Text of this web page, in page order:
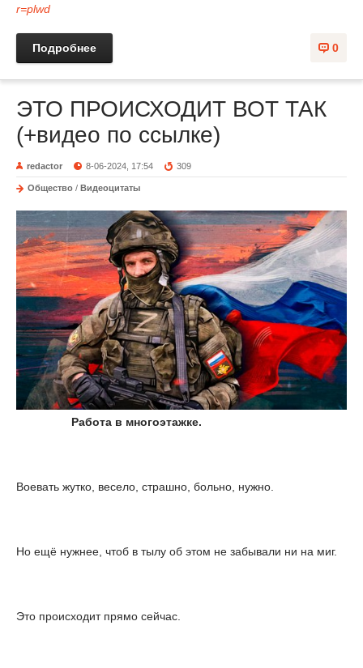
r=plwd
0
Подробнее
ЭТО ПРОИСХОДИТ ВОТ ТАК
(+видео по ссылке)
redactor 8-06-2024, 17:54 309
Общество / Видеоцитаты
Работа в многоэтажке.
Воевать жутко, весело, страшно, больно, нужно.
Но ещё нужнее, чтоб в тылу об этом не забывали ни на миг.
Это происходит прямо сейчас.